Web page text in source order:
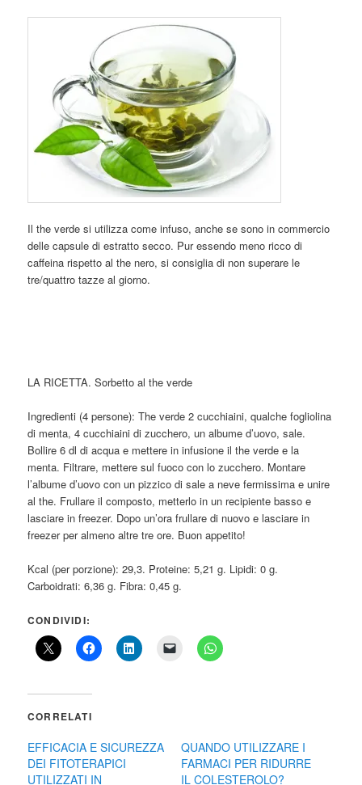
Il the verde si utilizza come infuso, anche se sono in commercio
delle capsule di estratto secco. Pur essendo meno ricco di
caffeina rispetto al the nero, si consiglia di non superare le
tre/quattro tazze al giorno.
LA RICETTA. Sorbetto al the verde
Ingredienti (4 persone): The verde 2 cucchiaini, qualche fogliolina
di menta, 4 cucchiaini di zucchero, un albume d’uovo, sale.
Bollire 6 dl di acqua e mettere in infusione il the verde e la
menta. Filtrare, mettere sul fuoco con lo zucchero. Montare
l’albume d’uovo con un pizzico di sale a neve fermissima e unire
al the. Frullare il composto, metterlo in un recipiente basso e
lasciare in freezer. Dopo un’ora frullare di nuovo e lasciare in
freezer per almeno altre tre ore. Buon appetito!
Kcal (per porzione): 29,3. Proteine: 5,21 g. Lipidi: 0 g.
Carboidrati: 6,36 g. Fibra: 0,45 g.
CONDIVIDI:
CORRELATI
EFFICACIA E SICUREZZA
DEI FITOTERAPICI
UTILIZZATI IN
QUANDO UTILIZZARE I
FARMACI PER RIDURRE
IL COLESTEROLO?